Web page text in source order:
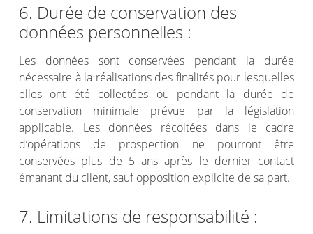
6. Durée de conservation des
données personnelles :
Les données sont conservées pendant la durée
nécessaire à la réalisations des finalités pour lesquelles
elles ont été collectées ou pendant la durée de
conservation minimale prévue par la législation
applicable. Les données récoltées dans le cadre
d’opérations de prospection ne pourront être
conservées plus de 5 ans après le dernier contact
émanant du client, sauf opposition explicite de sa part.
7. Limitations de responsabilité :